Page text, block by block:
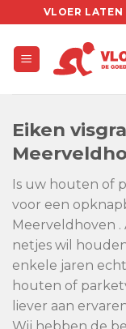
to
content
VLOER LATEN
Eiken
Is uw houten of
voor een
Meerveldhoven
netjes wil
enkele jaren
houten of
liever aan